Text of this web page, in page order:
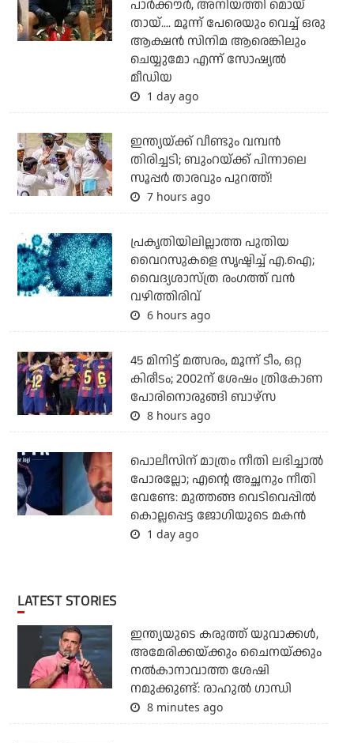
പാര്‍ക്കൗര്‍, അനിയത്തി മൊയ്
തായ്.... മൂന്ന് പേരെയും വെച്ച് ഒരു
ആക്ഷന്‍ സിനിമ ആരെങ്കിലും
ചെയ്യുമോ എന്ന് സോഷ്യല്‍
മീഡിയ
1 day ago
ഇന്ത്യയ്ക്ക് വീണ്ടും വമ്പന്‍
തിരിച്ചടി; ബുംറയ്ക്ക് പിന്നാലെ
സൂപ്പര്‍ താരവും പുറത്ത്!
7 hours ago
പ്രകൃതിയിലില്ലാത്ത പുതിയ
വൈറസുകളെ സൃഷ്ടിച്ച് എ.ഐ;
വൈദ്യശാസ്ത്ര രംഗത്ത് വന്‍
വഴിത്തിരിവ്
6 hours ago
45 മിനിട്ട് മത്സരം, മൂന്ന് ടീം, ഒറ്റ
കിരീടം; 2002ന് ശേഷം ത്രികോണ
പോരിനൊരുങ്ങി ബാഴ്‌സ
8 hours ago
പൊലീസിന് മാത്രം നീതി ലഭിച്ചാല്‍
പോരല്ലോ; എന്റെ അച്ഛനും നീതി
വേണ്ടേ: മുത്തങ്ങ വെടിവെപ്പില്‍
കൊല്ലപ്പെട്ട ജോഗിയുടെ മകന്‍
1 day ago
LATEST STORIES
ഇന്ത്യയുടെ കരുത്ത് യുവാക്കള്‍,
അമേരിക്കയ്ക്കും ചൈനയ്ക്കും
നല്‍കാനാവാത്ത ശേഷി
നമുക്കുണ്ട്: രാഹുല്‍ ഗാന്ധി
8 minutes ago